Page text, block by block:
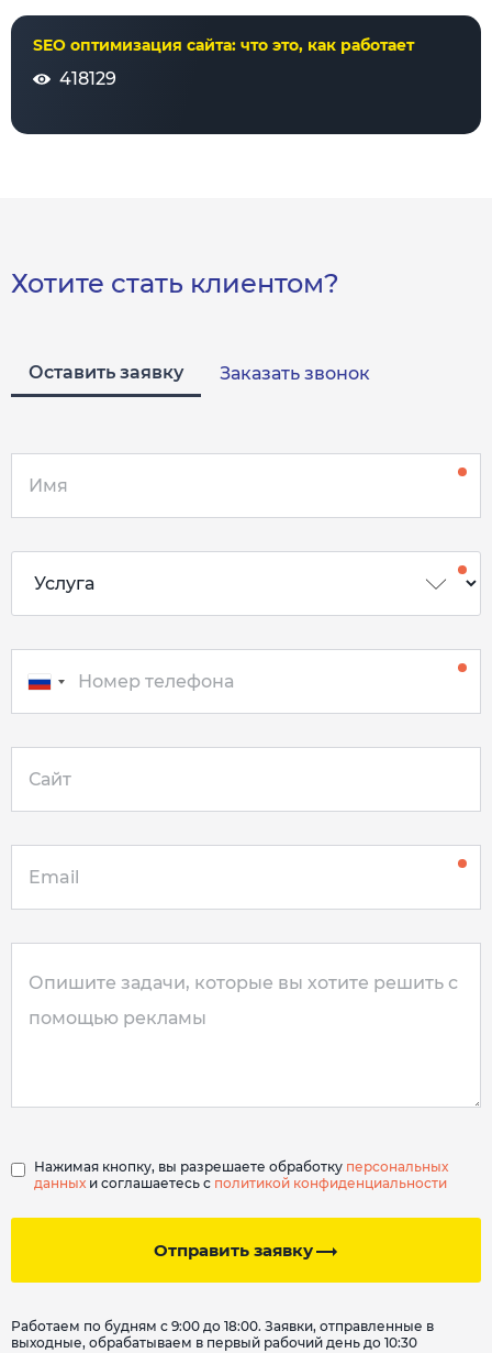
SEO оптимизация сайта: что это, как работает
418129
Хотите стать клиентом?
Оставить заявку Заказать звонок
Отправить заявку
Нажимая кнопку, вы разрешаете обработку персональных
данных и соглашаетесь с политикой конфиденциальности
Работаем по будням с 9:00 до 18:00. Заявки, отправленные в
выходные, обрабатываем в первый рабочий день до 10:30